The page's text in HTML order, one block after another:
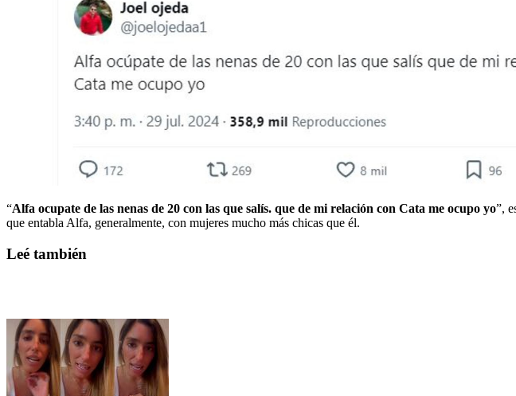
“Alfa ocupate de las nenas de 20 con las que salís. que de mi relación con Cata me ocupo yo”,
que entabla Alfa, generalmente, con mujeres mucho más chicas que él.
Leé también